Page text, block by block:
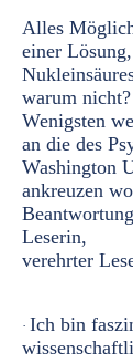
Alles
einer
warum
Wenigsten
an die des
Washington
ankreuzen
Leserin,
· Ich bin